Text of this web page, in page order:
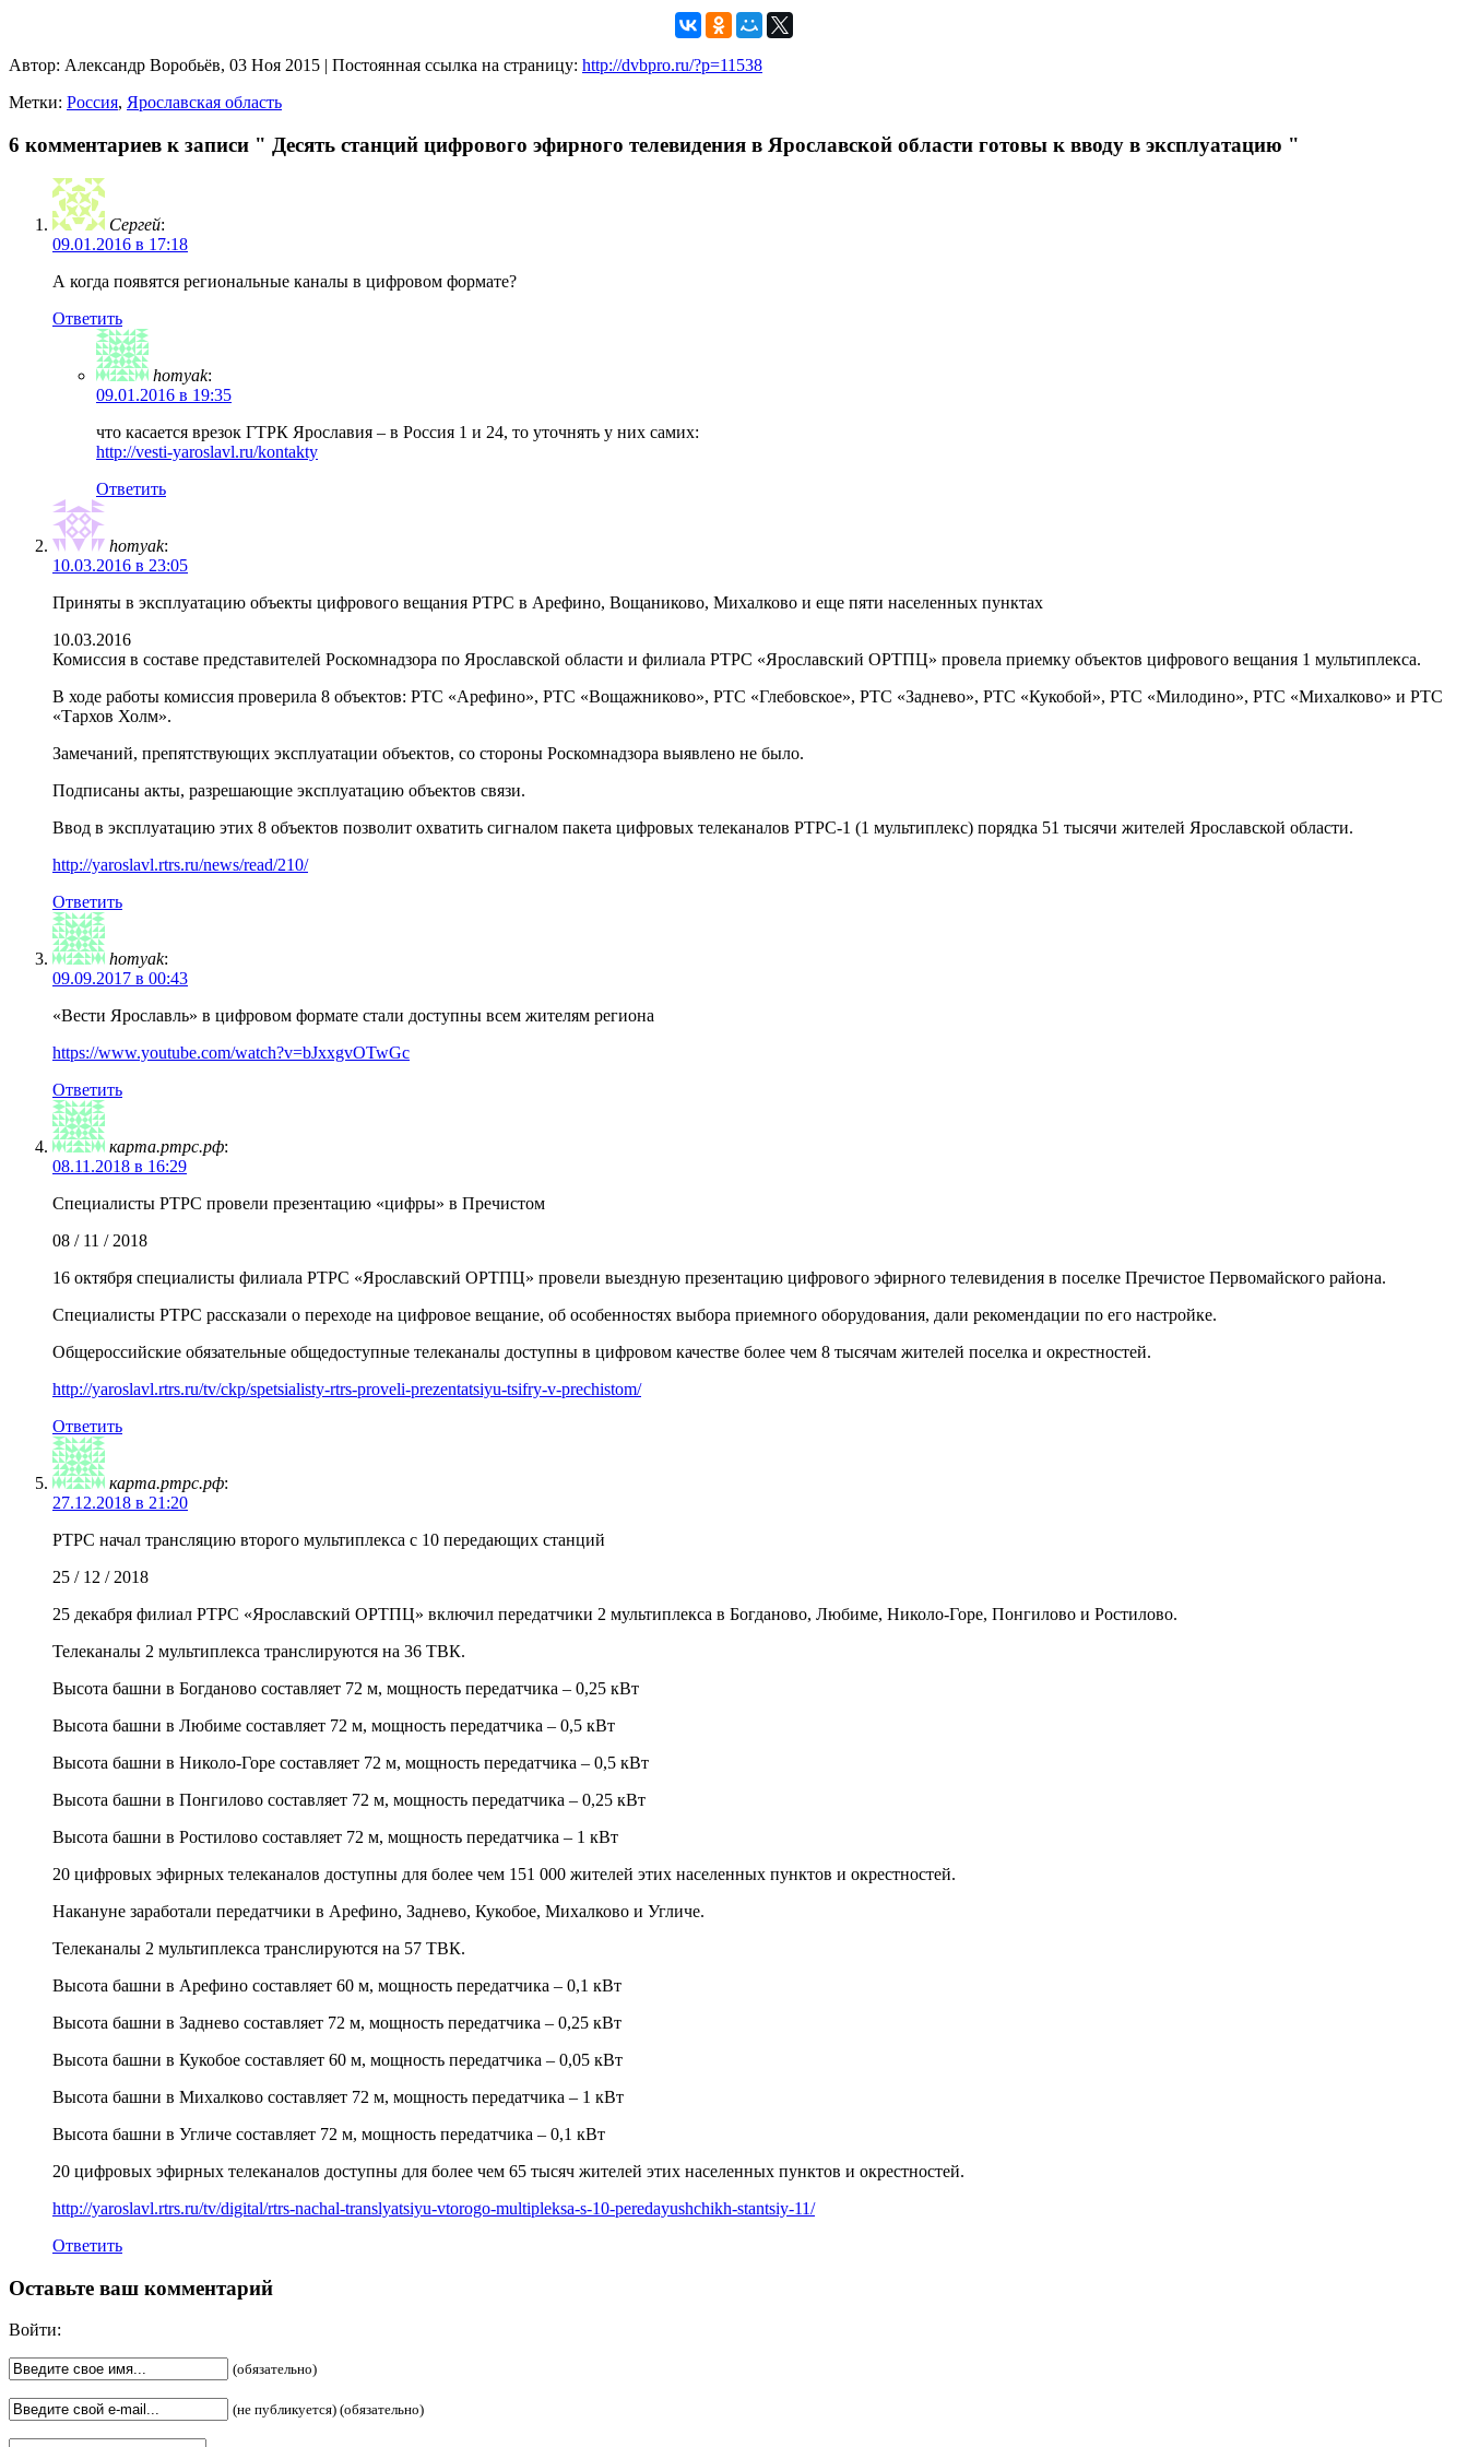
Автор: Александр Воробьёв, 03 Ноя 2015 | Постоянная ссылка на страницу: http://dvbpro.ru/?p=11538
Метки: Россия, Ярославская область
6 комментариев к записи " Десять станций цифрового эфирного телевидения в Ярославской области готовы к вводу в эксплуатацию "
Сергей:
09.01.2016 в 17:18
А когда появятся региональные каналы в цифровом формате?
Ответить
homyak:
09.01.2016 в 19:35
что касается врезок ГТРК Ярославия – в Россия 1 и 24, то уточнять у них самих:
http://vesti-yaroslavl.ru/kontakty
Ответить
homyak:
10.03.2016 в 23:05
Приняты в эксплуатацию объекты цифрового вещания РТРС в Арефино, Вощаниково, Михалково и еще пяти населенных пунктах
10.03.2016
Комиссия в составе представителей Роскомнадзора по Ярославской области и филиала РТРС «Ярославский ОРТПЦ» провела приемку объектов цифрового вещания 1 мультиплекса.
В ходе работы комиссия проверила 8 объектов: РТС «Арефино», РТС «Вощажниково», РТС «Глебовское», РТС «Заднево», РТС «Кукобой», РТС «Милодино», РТС «Михалково» и РТС
«Тархов Холм».
Замечаний, препятствующих эксплуатации объектов, со стороны Роскомнадзора выявлено не было.
Подписаны акты, разрешающие эксплуатацию объектов связи.
Ввод в эксплуатацию этих 8 объектов позволит охватить сигналом пакета цифровых телеканалов РТРС-1 (1 мультиплекс) порядка 51 тысячи жителей Ярославской области.
http://yaroslavl.rtrs.ru/news/read/210/
Ответить
homyak:
09.09.2017 в 00:43
«Вести Ярославль» в цифровом формате стали доступны всем жителям региона
https://www.youtube.com/watch?v=bJxxgvOTwGc
Ответить
карта.ртрс.рф:
08.11.2018 в 16:29
Специалисты РТРС провели презентацию «цифры» в Пречистом
08 / 11 / 2018
16 октября специалисты филиала РТРС «Ярославский ОРТПЦ» провели выездную презентацию цифрового эфирного телевидения в поселке Пречистое Первомайского района.
Специалисты РТРС рассказали о переходе на цифровое вещание, об особенностях выбора приемного оборудования, дали рекомендации по его настройке.
Общероссийские обязательные общедоступные телеканалы доступны в цифровом качестве более чем 8 тысячам жителей поселка и окрестностей.
http://yaroslavl.rtrs.ru/tv/ckp/spetsialisty-rtrs-proveli-prezentatsiyu-tsifry-v-prechistom/
Ответить
карта.ртрс.рф:
27.12.2018 в 21:20
РТРС начал трансляцию второго мультиплекса с 10 передающих станций
25 / 12 / 2018
25 декабря филиал РТРС «Ярославский ОРТПЦ» включил передатчики 2 мультиплекса в Богданово, Любиме, Николо-Горе, Понгилово и Ростилово.
Телеканалы 2 мультиплекса транслируются на 36 ТВК.
Высота башни в Богданово составляет 72 м, мощность передатчика – 0,25 кВт
Высота башни в Любиме составляет 72 м, мощность передатчика – 0,5 кВт
Высота башни в Николо-Горе составляет 72 м, мощность передатчика – 0,5 кВт
Высота башни в Понгилово составляет 72 м, мощность передатчика – 0,25 кВт
Высота башни в Ростилово составляет 72 м, мощность передатчика – 1 кВт
20 цифровых эфирных телеканалов доступны для более чем 151 000 жителей этих населенных пунктов и окрестностей.
Накануне заработали передатчики в Арефино, Заднево, Кукобое, Михалково и Угличе.
Телеканалы 2 мультиплекса транслируются на 57 ТВК.
Высота башни в Арефино составляет 60 м, мощность передатчика – 0,1 кВт
Высота башни в Заднево составляет 72 м, мощность передатчика – 0,25 кВт
Высота башни в Кукобое составляет 60 м, мощность передатчика – 0,05 кВт
Высота башни в Михалково составляет 72 м, мощность передатчика – 1 кВт
Высота башни в Угличе составляет 72 м, мощность передатчика – 0,1 кВт
20 цифровых эфирных телеканалов доступны для более чем 65 тысяч жителей этих населенных пунктов и окрестностей.
http://yaroslavl.rtrs.ru/tv/digital/rtrs-nachal-translyatsiyu-vtorogo-multipleksa-s-10-peredayushchikh-stantsiy-11/
Ответить
Оставьте ваш комментарий
Войти:
(обязательно)
(не публикуется) (обязательно)